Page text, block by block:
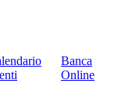
Banca
Online